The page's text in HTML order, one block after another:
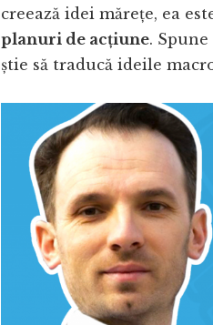
creează idei mărețe, ea
planuri de acțiune. Spune
știe să traducă ideile